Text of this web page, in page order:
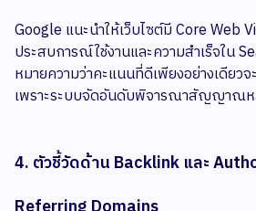
Google แนะนำให้เว็บไซต์มี Core Web
ประสบการณ์ใช้งานและความสำเร็จใน
หมายความว่าคะแนนที่ดีเพียงอย่างเดียว
เพราะระบบจัดอันดับพิจารณาสัญญาณห
4. ตัวชี้วัดด้าน Backlink และ